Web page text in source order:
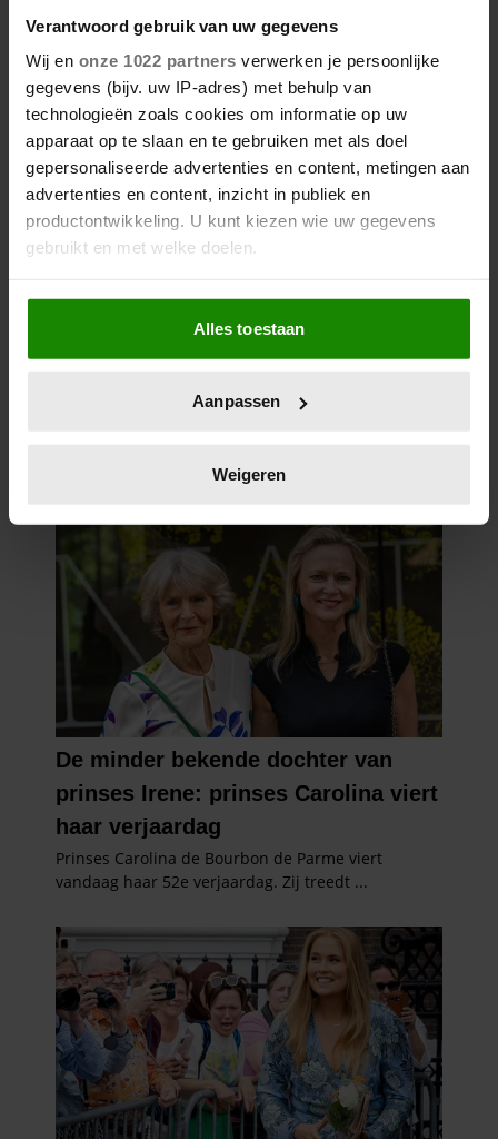
Verantwoord gebruik van uw gegevens
Wij en onze 1022 partners verwerken je persoonlijke
gegevens (bijv. uw IP-adres) met behulp van
technologieën zoals cookies om informatie op uw
apparaat op te slaan en te gebruiken met als doel
gepersonaliseerde advertenties en content, metingen aan
advertenties en content, inzicht in publiek en
productontwikkeling. U kunt kiezen wie uw gegevens
gebruikt en met welke doelen.
Als u het toestaat, willen we ook graag:
Informatie verzamelen over uw geografische
locatie, die tot een paar meter nauwkeurig kan zijn
scannen op specifieke eigenschappen (fingerprinting)
verwerkt en stel uw voorkeuren in het
intrekken in de Cookieverklaring.
We gebruiken cookies om content en advertenties te
personaliseren, om functies voor social media te bieden
en om ons websiteverkeer te analyseren. Ook delen we
informatie over uw gebruik van onze site met onze
partners voor social media, adverteren en analyse. Deze
partners kunnen deze gegevens combineren met andere
informatie die u aan ze heeft verstrekt of die ze hebben
verzameld op basis van uw gebruik van hun services. U
gaat akkoord met onze cookies als u onze website blijft
gebruiken.
Alles toestaan
Aanpassen
Weigeren
KONING CHARLES LUIDT
ZOMERVAKANTIE IN OP
GELIEFD SCHOTS LANDGOED